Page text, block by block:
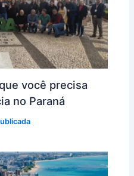
você precisa
no Paraná